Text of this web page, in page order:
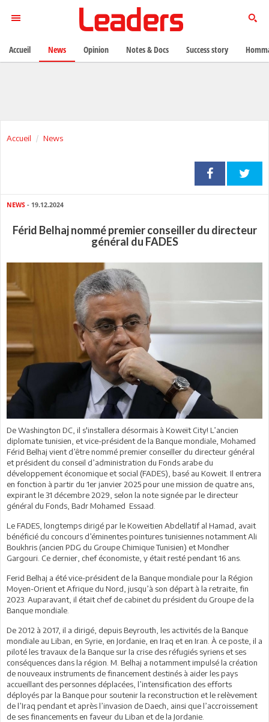
Accueil News
NEWS - 19.12.2024
Férid Belhaj nommé premier conseiller du directeur
général du FADES
De Washington DC, il s'installera désormais à Koweït City! L’ancien
diplomate tunisien, et vice-président de la Banque mondiale, Mohamed
Férid Belhaj vient d’être nommé premier conseiller du directeur général
et président du conseil d’administration du Fonds arabe du
développement économique et social (FADES), basé au Koweit. Il entrera
en fonction à partir du 1er janvier 2025 pour une mission de quatre ans,
expirant le 31 décembre 2029, selon la note signée par le directeur
général du Fonds, Badr Mohamed Essaad.
Le FADES, longtemps dirigé par le Koweitien Abdellatif al Hamad, avait
bénéficié du concours d’éminentes pointures tunisiennes notamment Ali
Boukhris (ancien PDG du Groupe Chimique Tunisien) et Mondher
Gargouri. Ce dernier, chef économiste, y était resté pendant 16 ans.
Ferid Belhaj a été vice-président de la Banque mondiale pour la Région
Moyen-Orient et Afrique du Nord, jusqu’à son départ à la retraite, fin
2023. Auparavant, il était chef de cabinet du président du Groupe de la
Banque mondiale.
De 2012 à 2017, il a dirigé, depuis Beyrouth, les activités de la Banque
mondiale au Liban, en Syrie, en Jordanie, en Iraq et en Iran. À ce poste, il a
piloté les travaux de la Banque sur la crise des réfugiés syriens et ses
conséquences dans la région. M. Belhaj a notamment impulsé la création
de nouveaux instruments de financement destinés à aider les pays
accueillant des personnes déplacées, l’intensification des efforts
déployés par la Banque pour soutenir la reconstruction et le relèvement
de l’Iraq pendant et après l’invasion de Daech, ainsi que l’accroissement
de ses financements en faveur du Liban et de la Jordanie.
Accueil News Opinion Notes & Docs Success story